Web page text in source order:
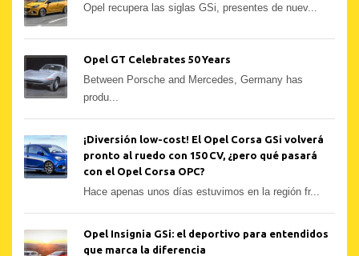
Opel recupera las siglas GSi, presentes de nuev...
Opel GT Celebrates 50 Years
Between Porsche and Mercedes, Germany has
produ...
¡Diversión low-cost! El Opel Corsa GSi volverá
pronto al ruedo con 150 CV, ¿pero qué pasará
con el Opel Corsa OPC?
Hace apenas unos días estuvimos en la región fr...
Opel Insignia GSi: el deportivo para entendidos
que marca la diferencia